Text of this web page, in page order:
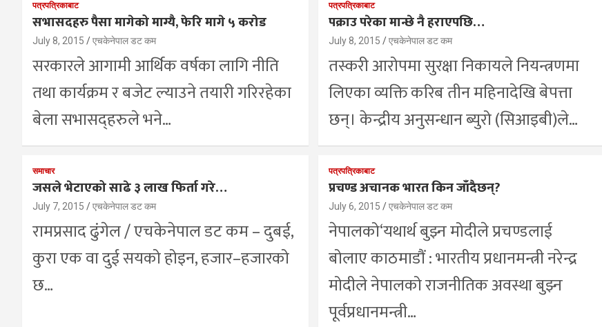
पत्रपत्रिकाबाट
सभासदहरु पैसा मागेको माग्यै, फेरि मागे ५ करोड
July 8, 2015 एचकेनेपाल डट कम
सरकारले आगामी आर्थिक वर्षका लागि नीति
तथा कार्यक्रम र बजेट ल्याउने तयारी गरिरहेका
बेला सभासद्हरुले भने…
पत्रपत्रिकाबाट
पक्राउ परेका मान्छे नै हराएपछि…
July 8, 2015 एचकेनेपाल डट कम
तस्करी आरोपमा सुरक्षा निकायले नियन्त्रणमा
लिएका व्यक्ति करिब तीन महिनादेखि बेपत्ता
छन्। केन्द्रीय अनुसन्धान ब्युरो (सिआइबी)ले…
समाचार
जसले भेटाएको साढे ३ लाख फिर्ता गरे…
July 7, 2015 एचकेनेपाल डट कम
रामप्रसाद ढुंगेल / एचकेनेपाल डट कम – दुबई,
कुरा एक वा दुई सयको होइन, हजार–हजारको
छ…
पत्रपत्रिकाबाट
प्रचण्ड अचानक भारत किन जाँदैछन्?
July 6, 2015 एचकेनेपाल डट कम
नेपालको‘यथार्थ बुझ्न मोदीले प्रचण्डलाई
बोलाए काठमाडौं : भारतीय प्रधानमन्त्री नरेन्द्र
मोदीले नेपालको राजनीतिक अवस्था बुझ्न
पूर्वप्रधानमन्त्री…